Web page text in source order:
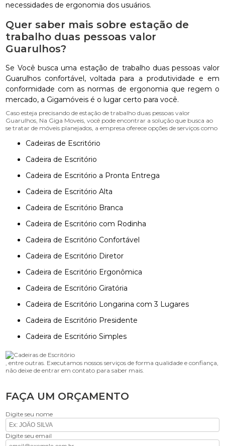
necessidades de ergonomia dos usuários.
Quer saber mais sobre estação de
trabalho duas pessoas valor
Guarulhos?
Se Você busca uma estação de trabalho duas pessoas valor
Guarulhos confortável, voltada para a produtividade e em
conformidade com as normas de ergonomia que regem o
mercado, a Gigamóveis é o lugar certo para você.
Caso esteja precisando de estação de trabalho duas pessoas valor
Guarulhos, Na Giga Moveis, você pode encontrar a solução que busca ao
se tratar de móveis planejados, a empresa oferece opções de serviços como
Cadeiras de Escritório
Cadeira de Escritório
Cadeira de Escritório a Pronta Entrega
Cadeira de Escritório Alta
Cadeira de Escritório Branca
Cadeira de Escritório com Rodinha
Cadeira de Escritório Confortável
Cadeira de Escritório Diretor
Cadeira de Escritório Ergonômica
Cadeira de Escritório Giratória
Cadeira de Escritório Longarina com 3 Lugares
Cadeira de Escritório Presidente
Cadeira de Escritório Simples
, entre outras. Executamos nossos serviços de forma qualidade e confiança,
não deixe de entrar em contato para saber mais.
FAÇA UM ORÇAMENTO
Digite seu nome
Digite seu email